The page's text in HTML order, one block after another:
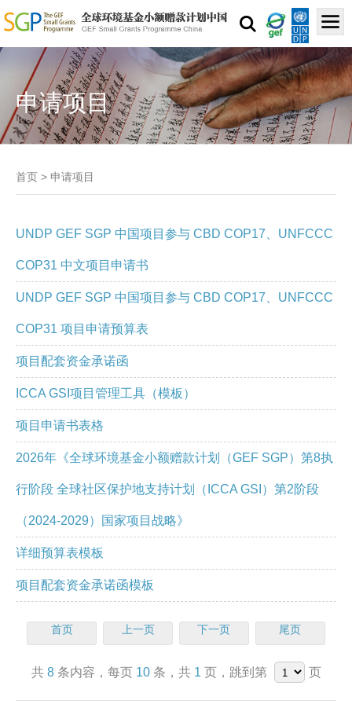
申请项目
首页 > 申请项目
UNDP GEF SGP 中国项目参与 CBD COP17、UNFCCC
COP31 中文项目申请书
UNDP GEF SGP 中国项目参与 CBD COP17、UNFCCC
COP31 项目申请预算表
项目配套资金承诺函
ICCA GSI项目管理工具（模板）
项目申请书表格
2026年《全球环境基金小额赠款计划（GEF SGP）第8执
行阶段 全球社区保护地支持计划（ICCA GSI）第2阶段
（2024-2029）国家项目战略》
详细预算表模板
项目配套资金承诺函模板
首页 上一页 下一页 尾页
共 8条内容，每页 10条，共 1 页，跳到第 页